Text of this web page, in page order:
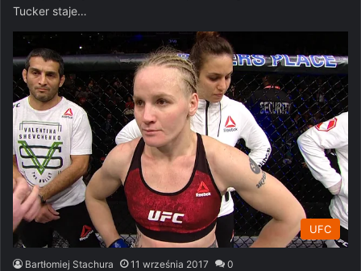
Tucker staje…
UFC
Bartłomiej Stachura 11 września 2017 0